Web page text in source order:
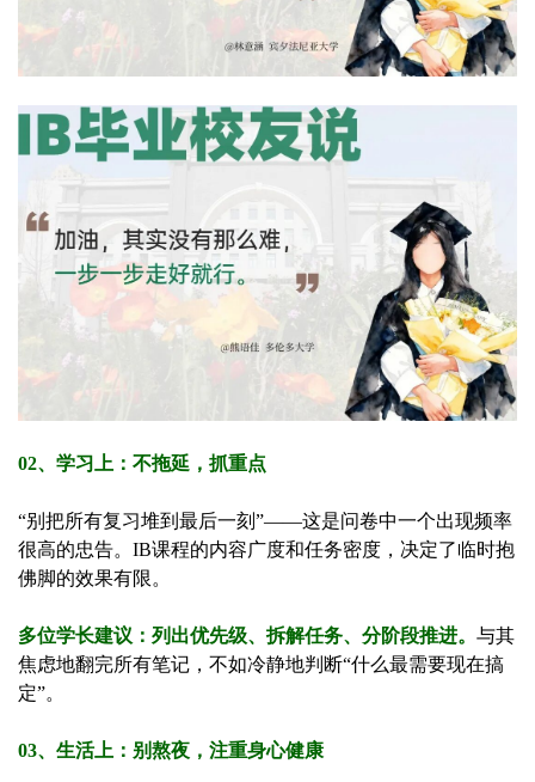
02、学习上：不拖延，抓重点
“别把所有复习堆到最后一刻”——这是问卷中一个出现频率
很高的忠告。IB课程的内容广度和任务密度，决定了临时抱
佛脚的效果有限。
多位学长建议：列出优先级、拆解任务、分阶段推进。 与其
焦虑地翻完所有笔记，不如冷静地判断“什么最需要现在搞
定”。
03、生活上：别熬夜，注重身心健康